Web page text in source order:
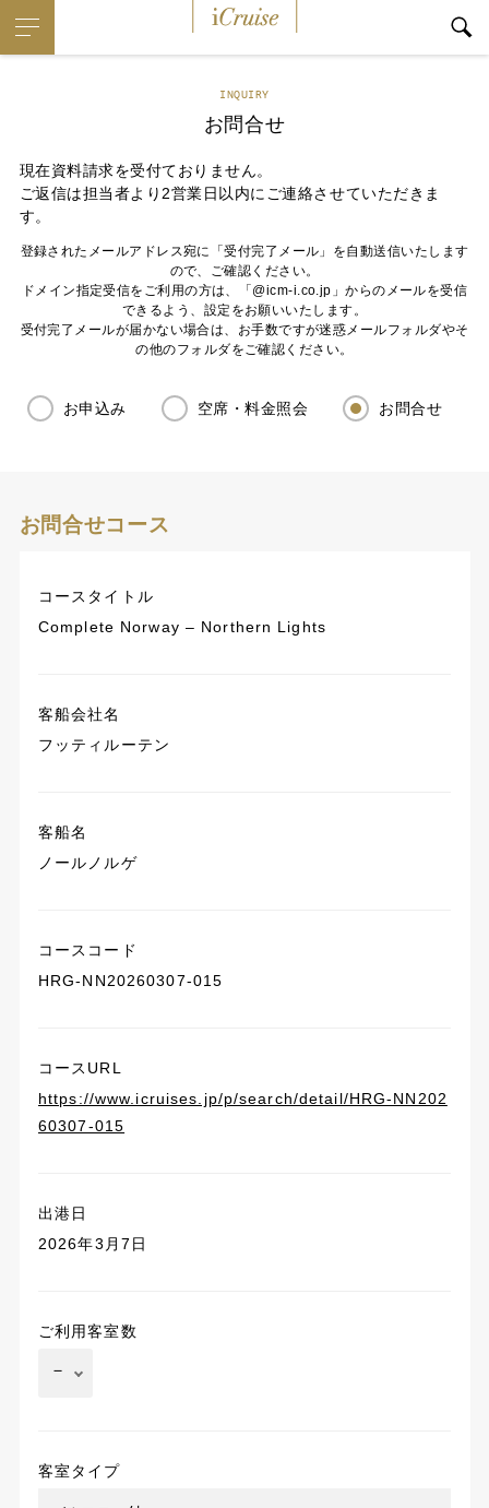
INQUIRY
お問合せ
現在資料請求を受付ておりません。
ご返信は担当者より2営業日以内にご連絡させていただきま
す。
登録されたメールアドレス宛に「受付完了メール」を自動送信いたします
ので、ご確認ください。
ドメイン指定受信をご利用の方は、「@icm-i.co.jp」からのメールを受信
できるよう、設定をお願いいたします。
受付完了メールが届かない場合は、お手数ですが迷惑メールフォルダやそ
の他のフォルダをご確認ください。
お申込み 空席・料金照会 お問合せ
お問合せコース
コースタイトル
Complete Norway – Northern Lights
客船会社名
フッティルーテン
客船名
ノールノルゲ
コースコード
HRG-NN20260307-015
コースURL
https://www.icruises.jp/p/search/detail/HRG-NN202
60307-015
出港日
2026年3月7日
ご利用客室数
客室タイプ